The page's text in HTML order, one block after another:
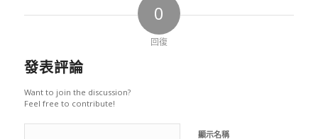
0
回復
發表評論
Want to join the discussion?
Feel free to contribute!
顯示名稱